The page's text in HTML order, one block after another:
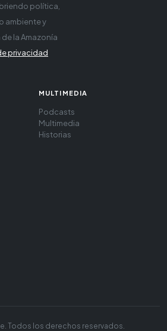
política,
ambiente y
la Amazonía
privacidad
MULTIMEDIA
Podcasts
Multimedia
Historias
Todos los derechos reservados.